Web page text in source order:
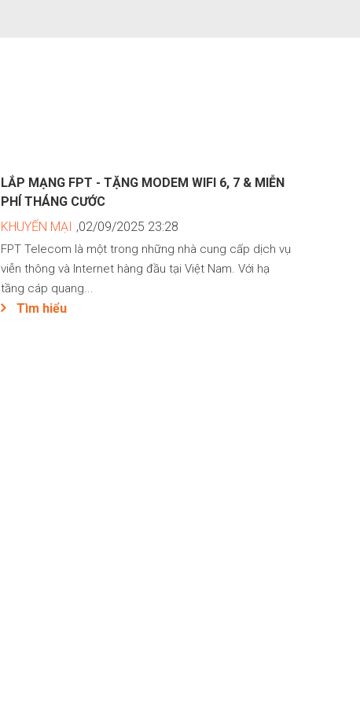
LẮP MẠNG FPT - TẶNG MODEM WIFI 6, 7 & MIỄN
PHÍ THÁNG CƯỚC
KHUYẾN MẠI ,02/09/2025 23:28
FPT Telecom là một trong những nhà cung cấp dịch vụ
viễn thông và Internet hàng đầu tại Việt Nam. Với hạ
tầng cáp quang...
Tìm hiểu